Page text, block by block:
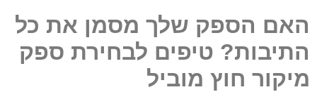
האם הספק שלך מסמן את כל
התיבות? טיפים לבחירת ספק
מיקור חוץ מוביל